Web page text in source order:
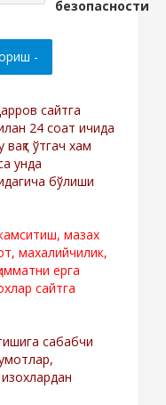
сайтга
24 соат ичида
ўтгач хам
унда
бўлиши
мазах
махалийчилик,
ерга
сайтга
сабабчи